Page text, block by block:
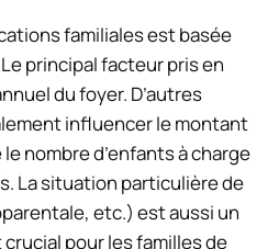
familiales est basée
Le principal facteur pris en
du foyer. D’autres
influencer le montant
nombre d’enfants à charge
La situation particulière de
etc.) est aussi un
pour les familles de